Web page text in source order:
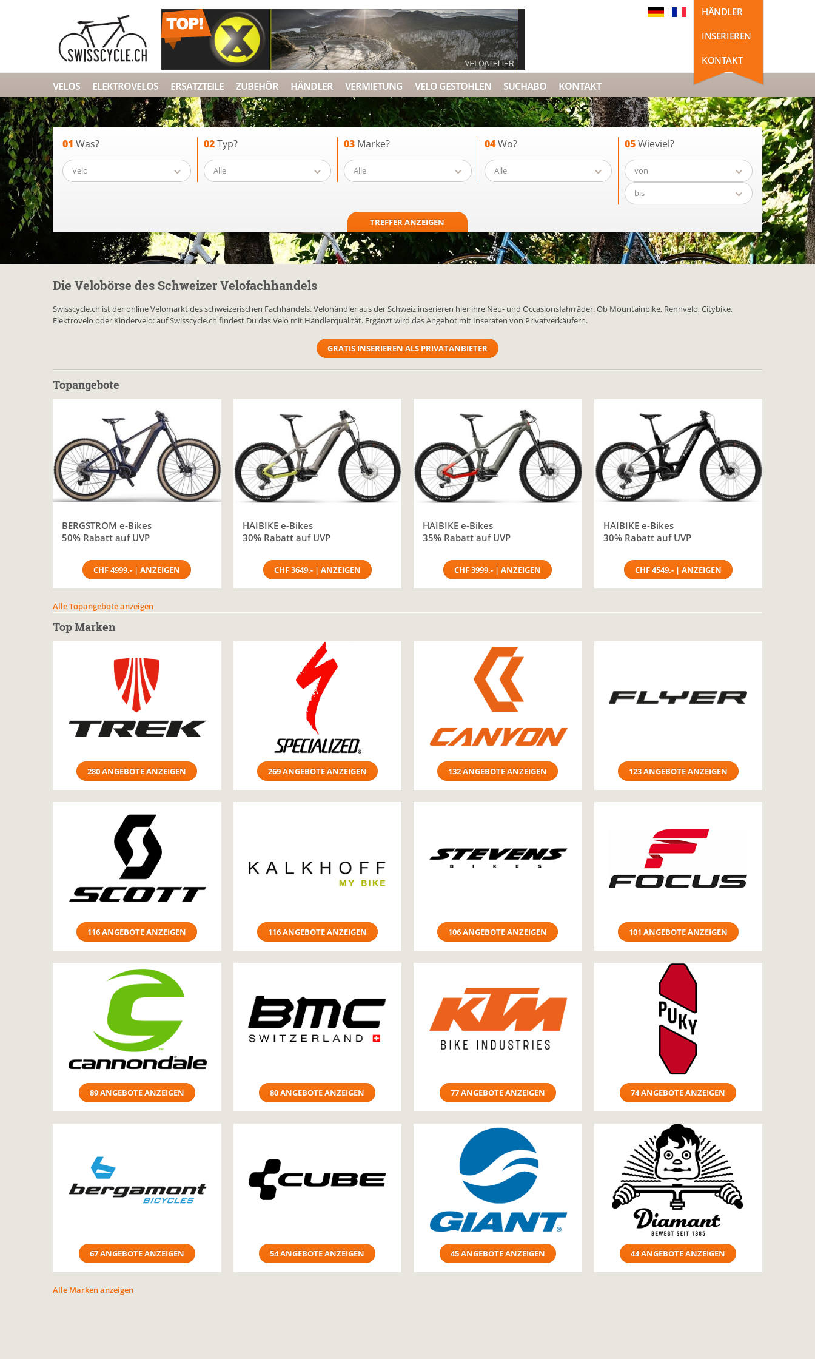
HÄNDLER
INSERIEREN
KONTAKT
|
VELOS ELEKTROVELOS ERSATZTEILE ZUBEHÖR HÄNDLER VERMIETUNG VELO GESTOHLEN SUCHABO KONTAKT
01 Was?
Velo
02Typ?
Alle
03 Marke?
Alle
04Wo?
Alle
05Wieviel?
von
bis
Die Velobörse des Schweizer Velofachhandels
Swisscycle.ch ist der online Velomarkt des schweizerischen Fachhandels. Velohändler aus der Schweiz inserieren hier ihre Neu- und Occasionsfahrräder. Ob Mountainbike, Rennvelo, Citybike,
Elektrovelo oder Kindervelo: auf Swisscycle.ch findest Du das Velo mit Händlerqualität. Ergänzt wird das Angebot mit Inseraten von Privatverkäufern.
GRATIS INSERIEREN ALS PRIVATANBIETER
Topangebote
BERGSTROM e-Bikes
50% Rabatt auf UVP
CHF 4999.- | ANZEIGEN
HAIBIKE e-Bikes
30% Rabatt auf UVP
CHF 3649.- | ANZEIGEN
HAIBIKE e-Bikes
35% Rabatt auf UVP
CHF 3999.- | ANZEIGEN
HAIBIKE e-Bikes
30% Rabatt auf UVP
CHF 4549.- | ANZEIGEN
Alle Topangebote anzeigen
Top Marken
280 ANGEBOTE ANZEIGEN 269 ANGEBOTE ANZEIGEN 132 ANGEBOTE ANZEIGEN 123 ANGEBOTE ANZEIGEN
116 ANGEBOTE ANZEIGEN 116 ANGEBOTE ANZEIGEN 106 ANGEBOTE ANZEIGEN 101 ANGEBOTE ANZEIGEN
89 ANGEBOTE ANZEIGEN 80 ANGEBOTE ANZEIGEN 77 ANGEBOTE ANZEIGEN 74 ANGEBOTE ANZEIGEN
67 ANGEBOTE ANZEIGEN 54 ANGEBOTE ANZEIGEN 45 ANGEBOTE ANZEIGEN 44 ANGEBOTE ANZEIGEN
Alle Marken anzeigen